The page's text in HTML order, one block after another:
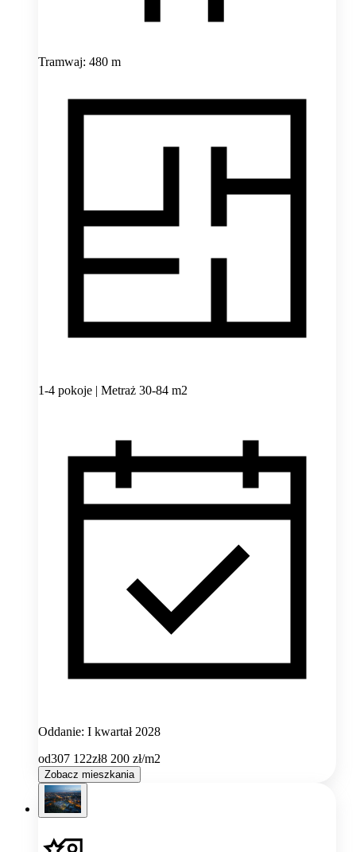
Tramwaj: 480 m
1-4 pokoje | Metraż 30-84 m2
Oddanie: I kwartał 2028
od307 122zł8 200 zł/m2
Zobacz mieszkania